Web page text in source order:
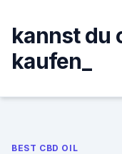
content
kannst du
kaufen_
BEST CBD OIL